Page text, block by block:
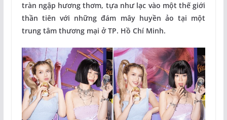
tràn ngập hương thơm, tựa như lạc vào một thế giới
thần tiên với những đám mây huyền ảo tại một
trung tâm thương mại ở TP. Hồ Chí Minh.